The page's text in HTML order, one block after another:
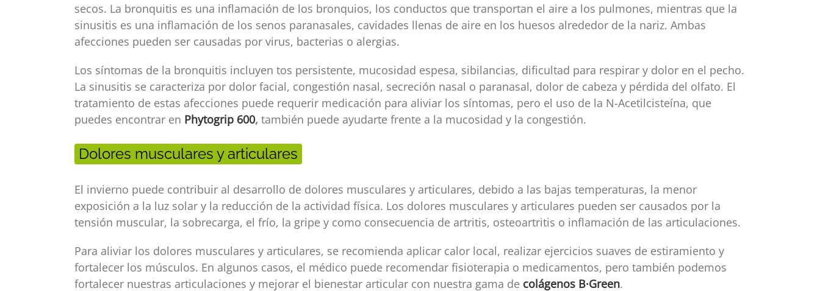
secos. La bronquitis es una inflamación de los bronquios, los conductos que transportan el aire a los pulmones, mientras que la
sinusitis es una inflamación de los senos paranasales, cavidades llenas de aire en los huesos alrededor de la nariz. Ambas
afecciones pueden ser causadas por virus, bacterias o alergias.
Los síntomas de la bronquitis incluyen tos persistente, mucosidad espesa, sibilancias, dificultad para respirar y dolor en el pecho.
La sinusitis se caracteriza por dolor facial, congestión nasal, secreción nasal o paranasal, dolor de cabeza y pérdida del olfato. El
tratamiento de estas afecciones puede requerir medicación para aliviar los síntomas, pero el uso de la N-Acetilcisteína, que
puedes encontrar en Phytogrip 600, también puede ayudarte frente a la mucosidad y la congestión.
Dolores musculares y articulares
El invierno puede contribuir al desarrollo de dolores musculares y articulares, debido a las bajas temperaturas, la menor
exposición a la luz solar y la reducción de la actividad física. Los dolores musculares y articulares pueden ser causados por la
tensión muscular, la sobrecarga, el frío, la gripe y como consecuencia de artritis, osteoartritis o inflamación de las articulaciones.
Para aliviar los dolores musculares y articulares, se recomienda aplicar calor local, realizar ejercicios suaves de estiramiento y
fortalecer los músculos. En algunos casos, el médico puede recomendar fisioterapia o medicamentos, pero también podemos
fortalecer nuestras articulaciones y mejorar el bienestar articular con nuestra gama de colágenos B·Green.